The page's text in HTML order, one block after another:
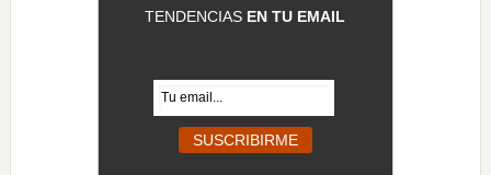
TENDENCIAS EN TU EMAIL